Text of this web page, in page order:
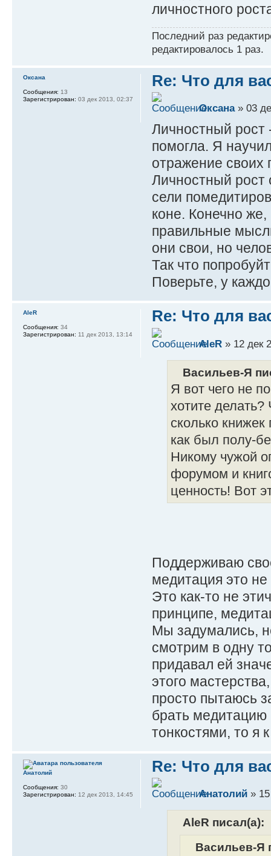
личностного
Последний раз
редактировалось 1 раз.
Re: Что для
Оксана» 03
Личностный рост
помогла. Я
отражение своих
Личностный рост
сели
коне. Конечно
правильные
они свои, но
Так что
Поверьте, у
Оксана
Сообщения: 13
Зарегистрирован: 03 дек 2013, 02:37
Re: Что для
AleR» 12 дек
Васильев-Я
Я вот чего не
хотите
сколько книжек
как был полу-
Никому чужой
форумом и
ценность! Вот
Поддерживаю
медитация это
Это как-то не
принципе,
Мы задумались,
смотрим в одну
придавал ей
этого
просто пытаюсь
брать медитацию
тонкостями, то я
AleR
Сообщения: 34
Зарегистрирован: 11 дек 2013, 13:14
Re: Что для
Анатолий» 15
AleR писал(а):
Васильев-Я
Анатолий
Сообщения: 30
Зарегистрирован: 12 дек 2013, 14:45